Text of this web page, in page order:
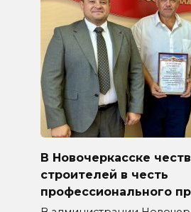
В Новочеркасске
строителей в честь
профессионального